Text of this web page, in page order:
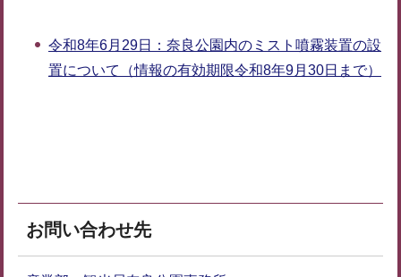
令和8年6月29日：奈良公園内のミスト噴霧装置の設
置について（情報の有効期限令和8年9月30日まで）
お問い合わせ先